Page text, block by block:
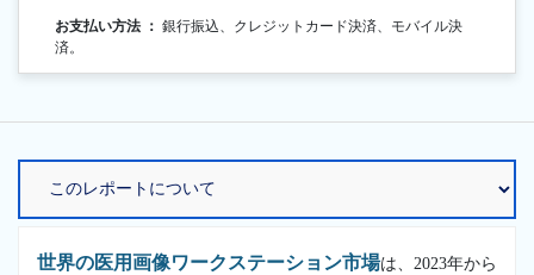
お支払い方法 ： 銀行振込、クレジットカード決済、モバイル決
済。
世界の医用画像ワークステーション市場は、2023年から